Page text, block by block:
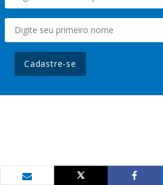
Cadastre-se